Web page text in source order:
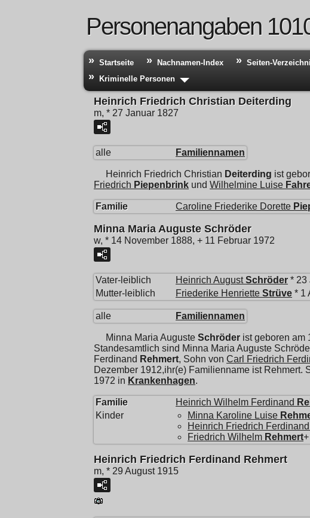
Personenangaben
Startseite Nachnamen-Index Seiten-
Kriminelle Personen
Heinrich Friedrich Christian Deiterding
m, * 27 Januar 1827
alle Familiennamen
Heinrich Friedrich Christian Deiterding ist
Friedrich Piepenbrink und Wilhelmine Luise
Familie Caroline Friederike Dorette
Minna Maria Auguste Schröder
w, * 14 November 1888, + 11 Februar 1972
Vater-leiblich Heinrich August Schröder * 23
Mutter-leiblich
Friederike Henriette Strüve * 1
alle Familiennamen
Minna Maria Auguste Schröder ist geboren am
Standesamtlich sind Minna Maria Auguste
Ferdinand Rehmert, Sohn von Carl Friedrich
Dezember 1912,ihr(e) Familienname ist Rehmert.
1972 in Krankenhagen.
Familie Heinrich Wilhelm Ferdinand
Kinder
Minna Karoline Luise
Heinrich Friedrich Ferdinand
Friedrich Wilhelm Rehmert
Heinrich Friedrich Ferdinand Rehmert
m, * 29 August 1915